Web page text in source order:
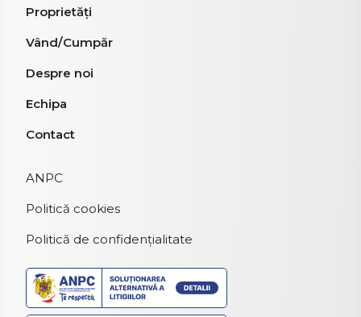
Proprietăți
Vând/Cumpăr
Despre noi
Echipa
Contact
ANPC
Politică cookies
Politică de confidențialitate